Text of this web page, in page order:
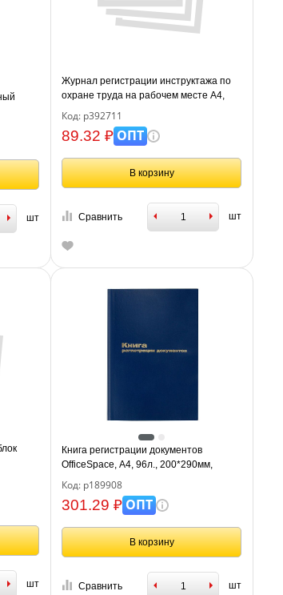
шт
Журнал регистрации инструктажа по
охране труда на рабочем месте А4,
16л. на скрепке, блок офсетная бумага
Код: р392711
89.32 ₽ОПТ
В корзину
Сравнить шт
шт
Книга регистрации документов
OfficeSpace, А4, 96л., 200*290мм,
бумвинил, блок офсетный
Код: р189908
301.29 ₽ОПТ
В корзину
Сравнить шт